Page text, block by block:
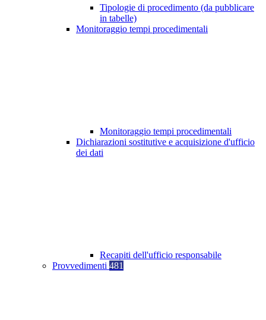
Tipologie di procedimento (da pubblicare
in tabelle)
Monitoraggio tempi procedimentali
Monitoraggio tempi procedimentali
Dichiarazioni sostitutive e acquisizione d'ufficio
dei dati
Recapiti dell'ufficio responsabile
Provvedimenti 481